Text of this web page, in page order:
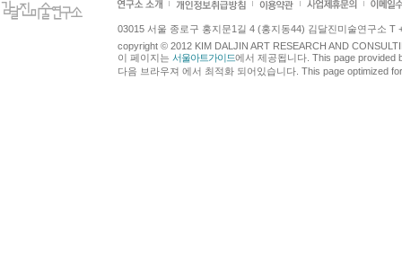
03015 서울 종로구 홍지문1길 4 (홍지동44) 김달진미술연구소 T
copyright © 2012 KIM DALJIN ART RESEARCH AND
이 페이지는 서울아트가이드에서 제공됩니다. This page provided
다음 브라우져 에서 최적화 되어있습니다. This page optimized